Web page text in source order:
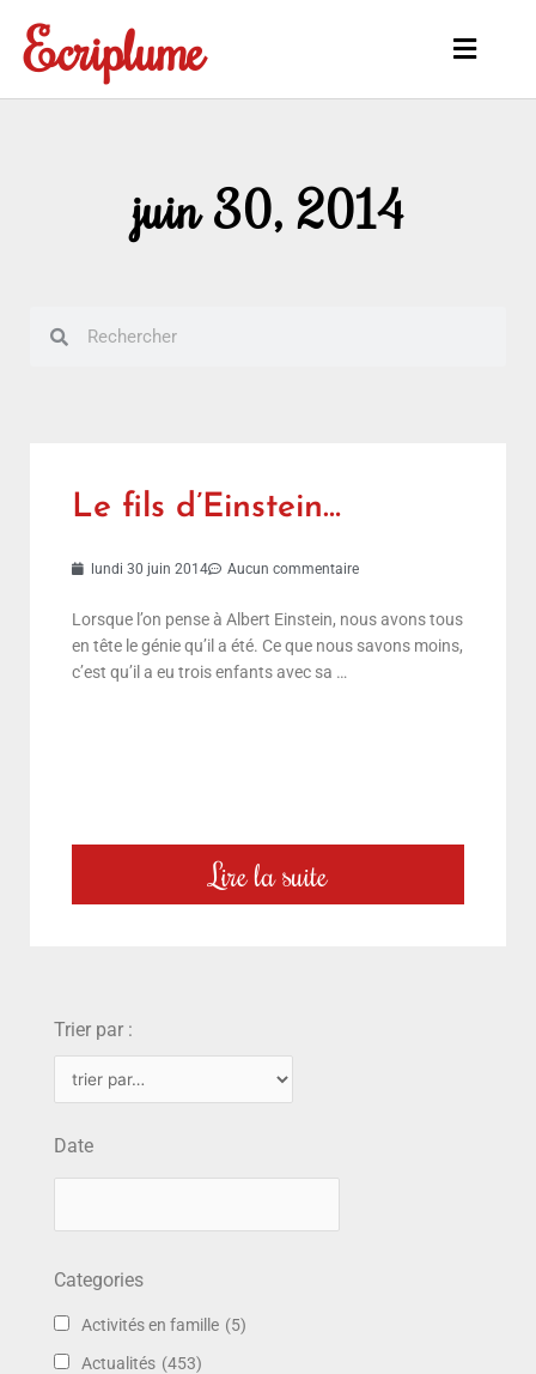
contenu
Ecriplume
Main
juin 30, 2014
Le fils d’Einstein…
lundi 30 juin 2014 Aucun commentaire
Lorsque l’on pense à Albert Einstein, nous avons tous
en tête le génie qu’il a été. Ce que nous savons moins,
c’est qu’il a eu trois enfants avec sa …
Lire la suite
Trier par :
Date
Categories
Activités en famille (5)
Actualités (453)